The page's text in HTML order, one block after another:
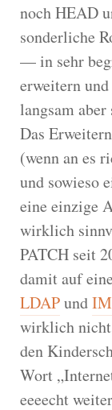
noch HEAD
sonderliche
— in sehr
erweitern
langsam
Das
(wenn an es
und sowieso
eine einzige
wirklich
PATCH seit
damit auf
LDAPund
wirklich nicht
den
Wort
eeeecht